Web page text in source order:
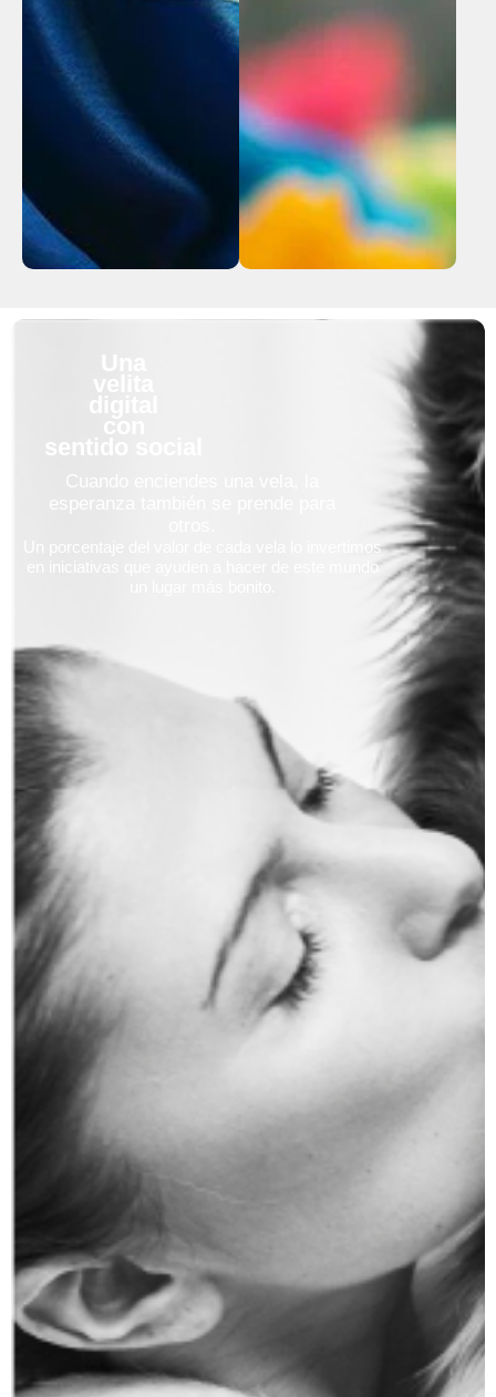
sentido social
Cuando enciendes una vela, la
esperanza también se prende para
Un porcentaje del valor de cada vela lo invertimos
en iniciativas que ayuden a hacer de este mundo